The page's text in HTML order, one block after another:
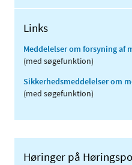
Links
Meddelelser om forsyning af
(med søgefunktion)
Sikkerhedsmeddelelser om
(med søgefunktion)
Høringer på